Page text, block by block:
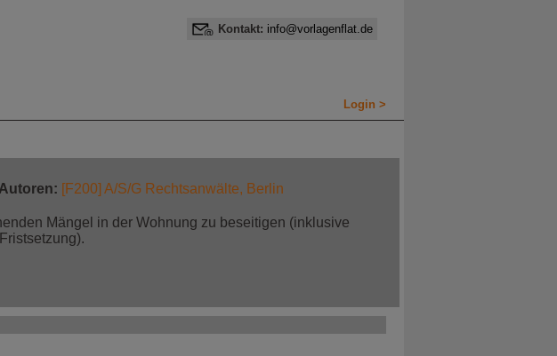
Kontakt: info@vorlagenflat.de
Login >
Autoren: [F200] A/S/G Rechtsanwälte, Berlin
Mängel in der Wohnung zu beseitigen (inklusive